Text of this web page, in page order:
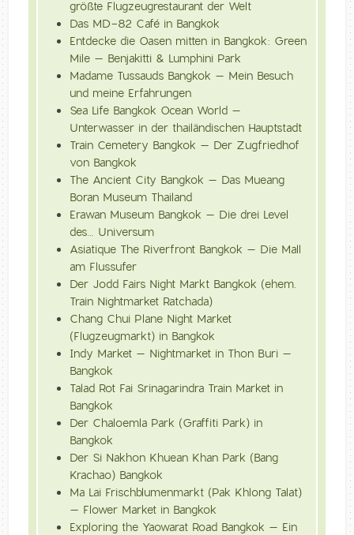
größte Flugzeugrestaurant der Welt
Das MD-82 Café in Bangkok
Entdecke die Oasen mitten in Bangkok: Green
Mile – Benjakitti & Lumphini Park
Madame Tussauds Bangkok – Mein Besuch
und meine Erfahrungen
Sea Life Bangkok Ocean World –
Unterwasser in der thailändischen Hauptstadt
Train Cemetery Bangkok – Der Zugfriedhof
von Bangkok
The Ancient City Bangkok – Das Mueang
Boran Museum Thailand
Erawan Museum Bangkok – Die drei Level
des… Universum
Asiatique The Riverfront Bangkok – Die Mall
am Flussufer
Der Jodd Fairs Night Markt Bangkok (ehem.
Train Nightmarket Ratchada)
Chang Chui Plane Night Market
(Flugzeugmarkt) in Bangkok
Indy Market – Nightmarket in Thon Buri –
Bangkok
Talad Rot Fai Srinagarindra Train Market in
Bangkok
Der Chaloemla Park (Graffiti Park) in
Bangkok
Der Si Nakhon Khuean Khan Park (Bang
Krachao) Bangkok
Ma Lai Frischblumenmarkt (Pak Khlong Talat)
– Flower Market in Bangkok
Exploring the Yaowarat Road Bangkok – Ein